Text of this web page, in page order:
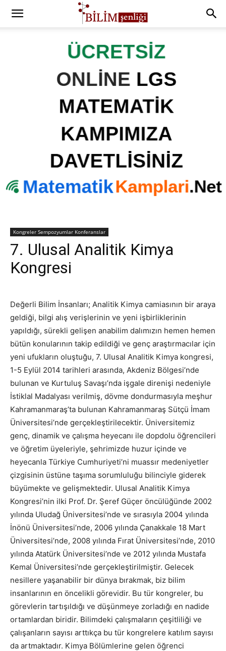
Kongreler Sempozyumlar Konferanslar
7. Ulusal Analitik Kimya
Kongresi
Değerli Bilim İnsanları; Analitik Kimya camiasının bir araya
geldiği, bilgi alış verişlerinin ve yeni işbirliklerinin
yapıldığı, sürekli gelişen anabilim dalımızın hemen hemen
bütün konularının takip edildiği ve genç araştırmacılar için
yeni ufukların oluştuğu, 7. Ulusal Analitik Kimya kongresi,
1-5 Eylül 2014 tarihleri arasında, Akdeniz Bölgesi’nde
bulunan ve Kurtuluş Savaşı’nda işgale direnişi nedeniyle
İstiklal Madalyası verilmiş, dövme dondurmasıyla meşhur
Kahramanmaraş’ta bulunan Kahramanmaraş Sütçü İmam
Üniversitesi’nde gerçekleştirilecektir. Üniversitemiz
genç, dinamik ve çalışma heyecanı ile dopdolu öğrencileri
ve öğretim üyeleriyle, şehrimizde huzur içinde ve
heyecanla Türkiye Cumhuriyeti’ni muassır medeniyetler
çizgisinin üstüne taşıma sorumluluğu bilinciyle giderek
büyümekte ve gelişmektedir. Ulusal Analitik Kimya
Kongresi’nin ilki Prof. Dr. Şeref Güçer öncülüğünde 2002
yılında Uludağ Üniversitesi’nde ve sırasıyla 2004 yılında
İnönü Üniversitesi’nde, 2006 yılında Çanakkale 18 Mart
Üniversitesi’nde, 2008 yılında Fırat Üniversitesi’nde, 2010
yılında Atatürk Üniversitesi’nde ve 2012 yılında Mustafa
Kemal Üniversitesi’nde gerçekleştirilmiştir. Gelecek
nesillere yaşanabilir bir dünya bırakmak, biz bilim
insanlarının en öncelikli görevidir. Bu tür kongreler, bu
görevlerin tartışıldığı ve düşünmeye zorladığı en nadide
ortamlardan biridir. Bilimdeki çalışmaların çeşitliliği ve
çalışanların sayısı arttıkça bu tür kongrelere katılım sayısı
da artmaktadır. Kimya Bölümlerine gelen öğrenci